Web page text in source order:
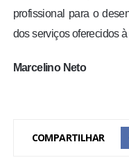
profissional para o
dos serviços oferecidos
Marcelino Neto
COMPARTILHAR